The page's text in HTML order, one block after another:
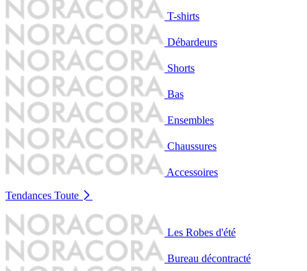
T-shirts
Débardeurs
Shorts
Bas
Ensembles
Chaussures
Accessoires
Tendances Toute
Les Robes d'été
Bureau décontracté